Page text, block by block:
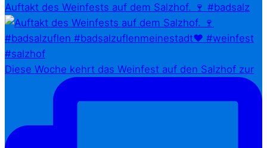
Auftakt des Weinfests auf dem Salzhof. 🍷 #badsalz
Diese Woche kehrt das Weinfest auf den Salzhof zur